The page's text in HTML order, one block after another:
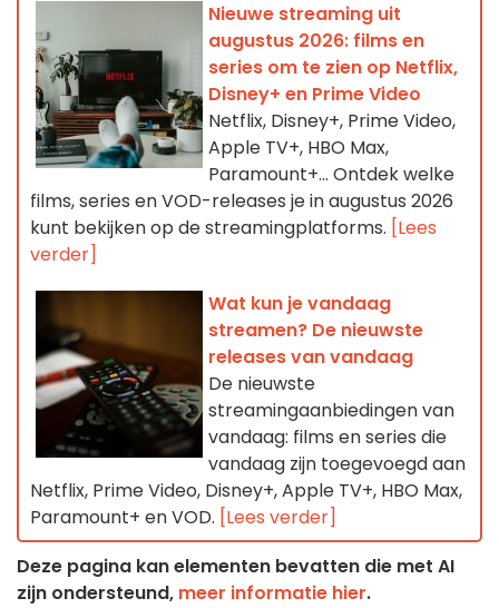
Nieuwe streaming uit
augustus 2026: films en
series om te zien op Netflix,
Disney+ en Prime Video
Netflix, Disney+, Prime Video,
Apple TV+, HBO Max,
Paramount+… Ontdek welke
films, series en VOD-releases je in augustus 2026
kunt bekijken op de streamingplatforms. [Lees
verder]
Wat kun je vandaag
streamen? De nieuwste
releases van vandaag
De nieuwste
streamingaanbiedingen van
vandaag: films en series die
vandaag zijn toegevoegd aan
Netflix, Prime Video, Disney+, Apple TV+, HBO Max,
Paramount+ en VOD. [Lees verder]
Deze pagina kan elementen bevatten die met AI
zijn ondersteund, meer informatie hier.